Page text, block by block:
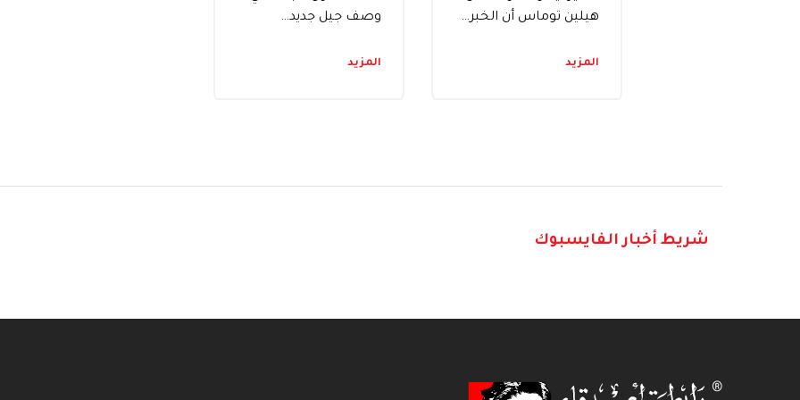
هيلين توماس أن الخبر…
المزيد
وصف جيل جديد…
المزيد
شريط أخبار الفايسبوك